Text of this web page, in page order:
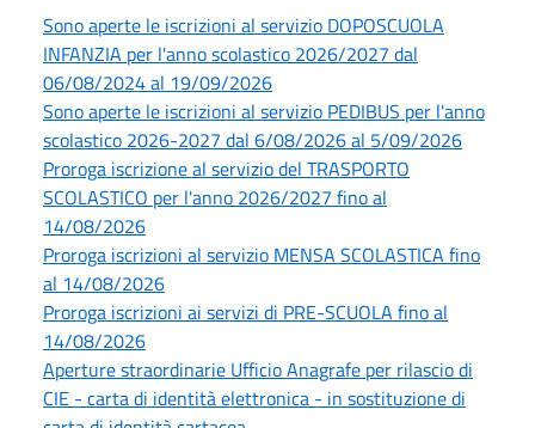
Sono aperte le iscrizioni al servizio DOPOSCUOLA
INFANZIA per l'anno scolastico 2026/2027 dal
06/08/2024 al 19/09/2026
Sono aperte le iscrizioni al servizio PEDIBUS per l'anno
scolastico 2026-2027 dal 6/08/2026 al 5/09/2026
Proroga iscrizione al servizio del TRASPORTO
SCOLASTICO per l'anno 2026/2027 fino al
14/08/2026
Proroga iscrizioni al servizio MENSA SCOLASTICA fino
al 14/08/2026
Proroga iscrizioni ai servizi di PRE-SCUOLA fino al
14/08/2026
Aperture straordinarie Ufficio Anagrafe per rilascio di
CIE - carta di identità elettronica - in sostituzione di